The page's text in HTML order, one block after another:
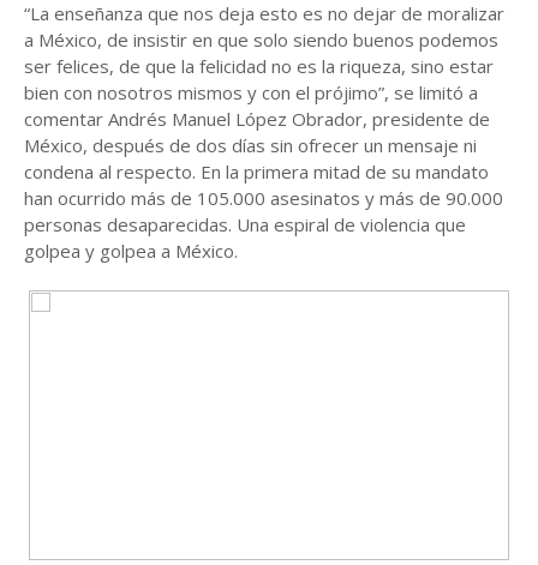
“La enseñanza que nos deja esto es no dejar de moralizar
a México, de insistir en que solo siendo buenos podemos
ser felices, de que la felicidad no es la riqueza, sino estar
bien con nosotros mismos y con el prójimo”, se limitó a
comentar Andrés Manuel López Obrador, presidente de
México, después de dos días sin ofrecer un mensaje ni
condena al respecto. En la primera mitad de su mandato
han ocurrido más de 105.000 asesinatos y más de 90.000
personas desaparecidas. Una espiral de violencia que
golpea y golpea a México.